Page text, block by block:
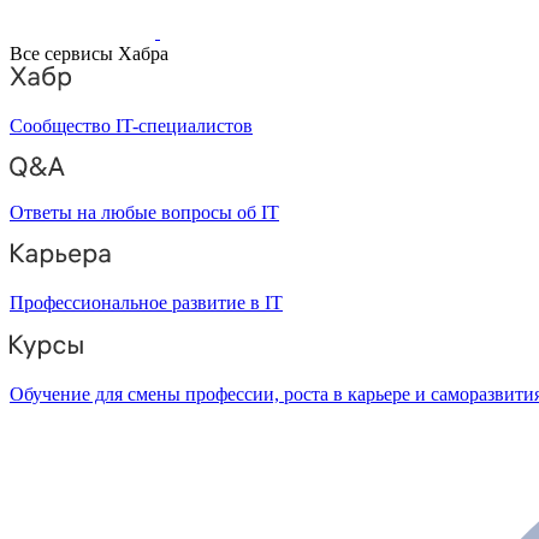
Все сервисы Хабра
Сообщество IT-специалистов
Ответы на любые вопросы об IT
Профессиональное развитие в IT
Обучение для смены профессии, роста в карьере и